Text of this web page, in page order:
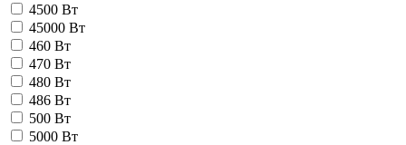
4500 Вт
45000 Вт
460 Вт
470 Вт
480 Вт
486 Вт
500 Вт
5000 Вт